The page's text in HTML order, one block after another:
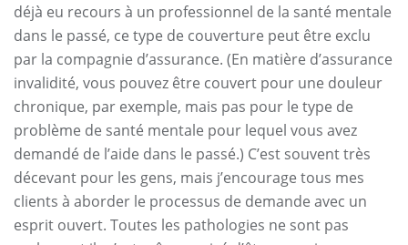
déjà eu recours à un professionnel de la santé mentale
dans le passé, ce type de couverture peut être exclu
par la compagnie d’assurance. (En matière d’assurance
invalidité, vous pouvez être couvert pour une douleur
chronique, par exemple, mais pas pour le type de
problème de santé mentale pour lequel vous avez
demandé de l’aide dans le passé.) C’est souvent très
décevant pour les gens, mais j’encourage tous mes
clients à aborder le processus de demande avec un
esprit ouvert. Toutes les pathologies ne sont pas